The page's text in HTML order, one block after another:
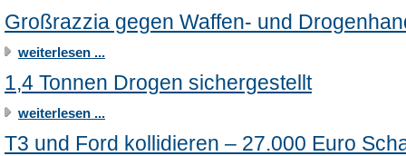
Großrazzia gegen Waffen- und
weiterlesen ...
1,4 Tonnen Drogen sichergestellt
weiterlesen ...
T3 und Ford kollidieren – 27.000 Euro